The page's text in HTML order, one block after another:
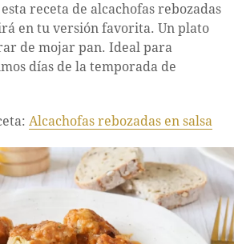
receta de alcachofas rebozadas
en tu versión favorita. Un plato
de mojar pan. Ideal para
días de la temporada de
Alcachofas rebozadas en salsa